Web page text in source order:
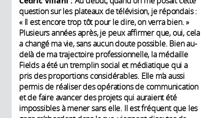
question sur les plateaux de télévision, je répondais :
« Il est encore trop tôt pour le dire, on verra bien. »
Plusieurs années après, je peux affirmer que, oui, cela
a changé ma vie, sans aucun doute possible. Bien au-
delà de ma trajectoire professionnelle, la médaille
Fields a été un tremplin social et médiatique qui a
pris des proportions considérables. Elle m’a aussi
permis de réaliser des opérations de communication
et de faire avancer des projets qui auraient été
impossibles à mener sans elle. Il est fréquent que les